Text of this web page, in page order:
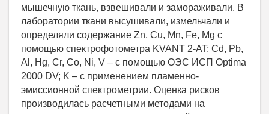
мышечную ткань, взвешивали и замораживали. В
лаборатории ткани высушивали, измельчали и
определяли содержание Zn, Cu, Mn, Fe, Mg с
помощью спектрофотометра KVANT 2-AT; Cd, Pb,
Al, Hg, Cr, Co, Ni, V – с помощью ОЭС ИСП Optima
2000 DV; K – с применением пламенно-
эмиссионной спектрометрии. Оценка рисков
производилась расчетными методами на